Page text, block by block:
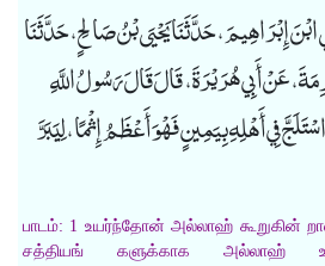
إِبْرَاهِيمَ، حَدَّثَنَا يَحْيَى بْنُ صَالِحٍ، حَدَّثَنَا
عَنْ أَبِي هُرَيْرَةَ، قَالَ قَالَ رَسُولُ اللَّهِ
فِي أَهْلِهِ بِيَمِينٍ فَهْوَ أَعْظَمُ إِثْمًا، لِيَبَرَّ
பாடம்: 1 உயர்ந்தோன் அல்லாஹ் கூறுகின்
சத்தியங் களுக்காக அல்லாஹ்